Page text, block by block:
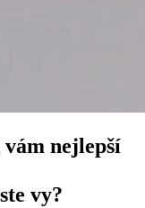
nejlepší
vy?